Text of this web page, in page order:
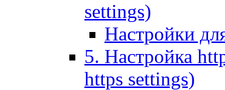
settings)
Настройки
5. Настройка
https settings)